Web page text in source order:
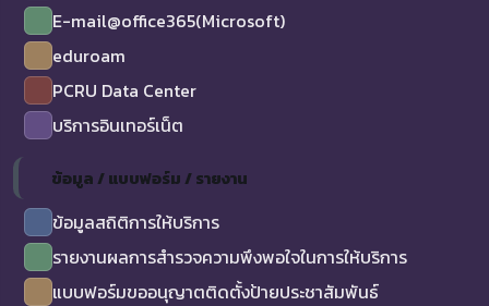
E-mail@office365(Microsoft)
eduroam
PCRU Data Center
บริการอินเทอร์เน็ต
ข้อมูล / แบบฟอร์ม / รายงาน
ข้อมูลสถิติการให้บริการ
รายงานผลการสำรวจความพึงพอใจในการให้บริการ
แบบฟอร์มขออนุญาตติดตั้งป้ายประชาสัมพันธ์